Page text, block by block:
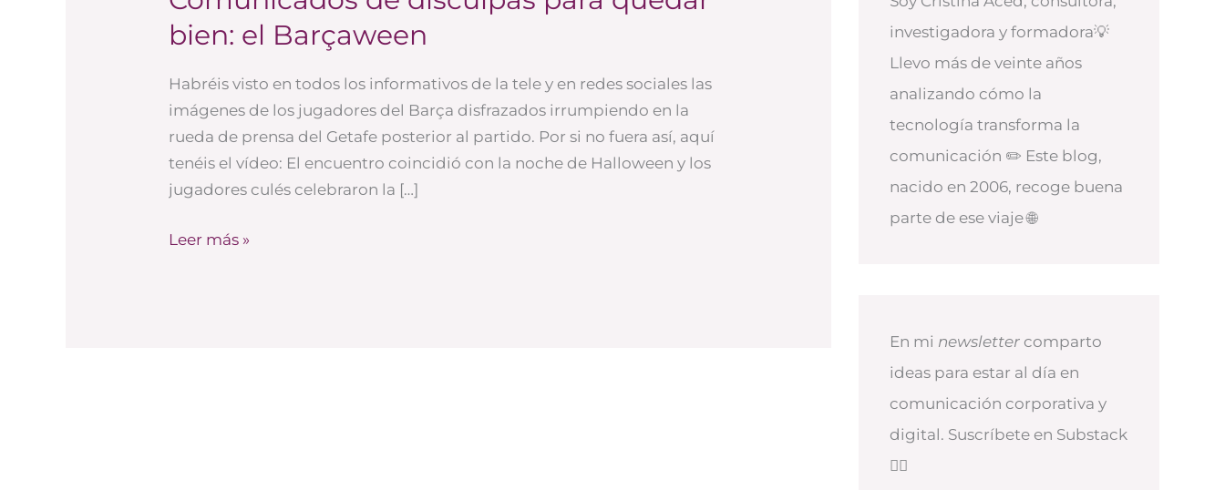
bien: el Barçaween
Habréis visto en todos los informativos de la tele y en redes sociales las
imágenes de los jugadores del Barça disfrazados irrumpiendo en la
rueda de prensa del Getafe posterior al partido. Por si no fuera así, aquí
tenéis el vídeo: El encuentro coincidió con la noche de Halloween y los
jugadores culés celebraron la […]
de
disculpas
bien:
Leer más »
investigadora y formadora💡
Llevo más de veinte años
analizando cómo la
tecnología transforma la
comunicación ✏️ Este blog,
nacido en 2006, recoge buena
parte de ese viaje 🌐
En mi newsletter comparto
ideas para estar al día en
comunicación corporativa y
digital. Suscríbete en Substack
👇🏻